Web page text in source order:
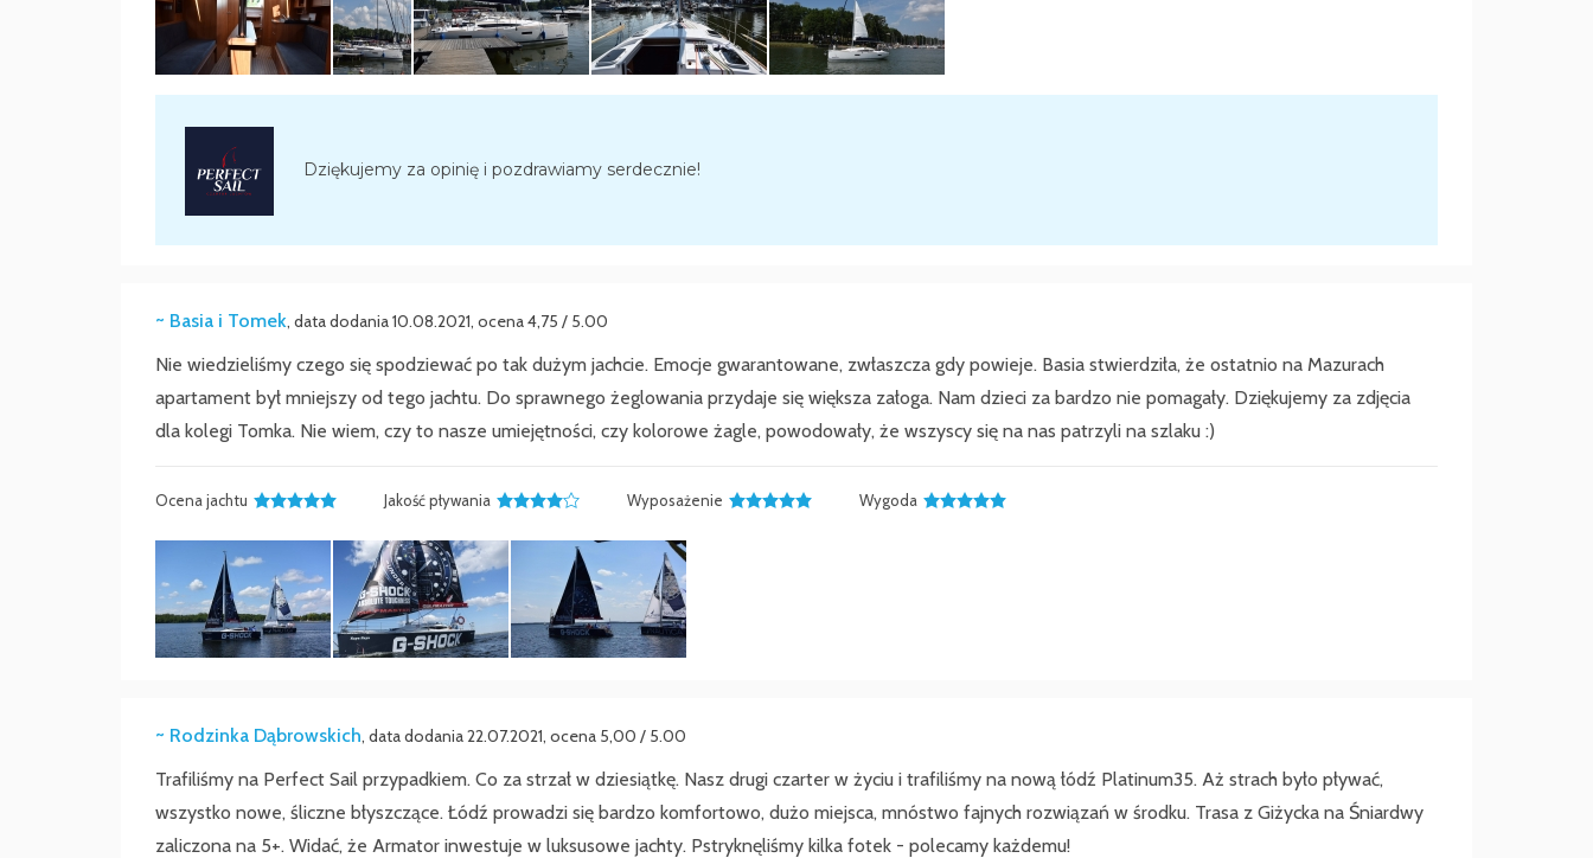
Dziękujemy za opinię i pozdrawiamy serdecznie!
~ Basia i Tomek, data dodania 10.08.2021, ocena 4,75 / 5.00
Nie wiedzieliśmy czego się spodziewać po tak dużym jachcie. Emocje gwarantowane, zwłaszcza gdy powieje. Basia stwierdziła, że ostatnio na Mazurach
apartament był mniejszy od tego jachtu. Do sprawnego żeglowania przydaje się większa załoga. Nam dzieci za bardzo nie pomagały. Dziękujemy za zdjęcia
dla kolegi Tomka. Nie wiem, czy to nasze umiejętności, czy kolorowe żagle, powodowały, że wszyscy się na nas patrzyli na szlaku :)
Ocena jachtu Jakość pływania Wyposażenie Wygoda
~ Rodzinka Dąbrowskich, data dodania 22.07.2021, ocena 5,00 / 5.00
Trafiliśmy na Perfect Sail przypadkiem. Co za strzał w dziesiątkę. Nasz drugi czarter w życiu i trafiliśmy na nową łódź Platinum35. Aż strach było pływać,
wszystko nowe, śliczne błyszczące. Łódź prowadzi się bardzo komfortowo, dużo miejsca, mnóstwo fajnych rozwiązań w środku. Trasa z Giżycka na Śniardwy
zaliczona na 5+. Widać, że Armator inwestuje w luksusowe jachty. Pstryknęliśmy kilka fotek - polecamy każdemu!